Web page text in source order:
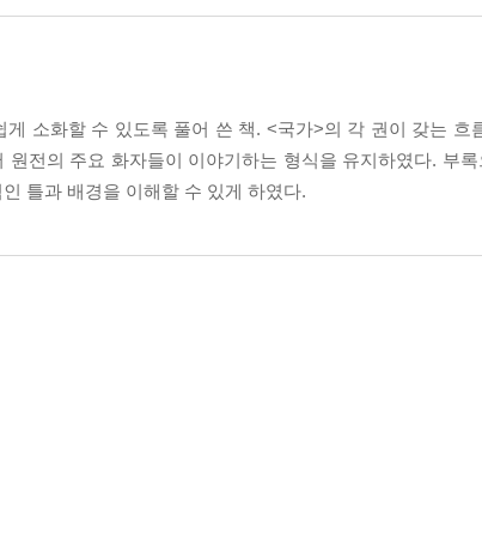
소화할 수 있도록 풀어 쓴 책. <국가>의 각 권이 갖는 흐
전의 주요 화자들이 이야기하는 형식을 유지하였다. 부
틀과 배경을 이해할 수 있게 하였다.